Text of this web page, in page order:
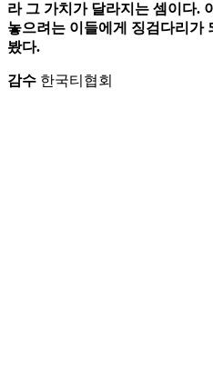
라 그 가치가 달라지는 셈이다.
놓으려는 이들에게 징검다리가
봤다.
감수 한국티협회